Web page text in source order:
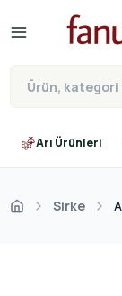
Arı Ürünleri
Sirke